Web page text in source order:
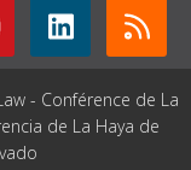
- Conférence de La
de La Haya de